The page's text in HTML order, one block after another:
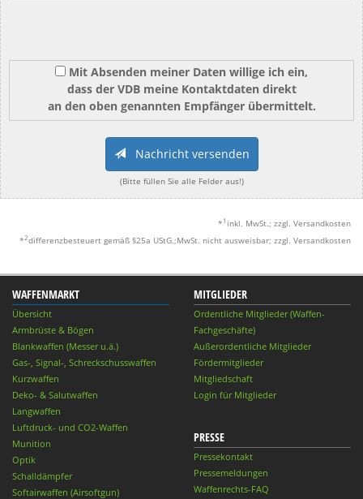
Mit Absenden meiner Daten willige ich ein,
dass der VDB meine Kontaktdaten direkt
an den oben genannten Empfänger übermittelt.
Nachricht versenden
(Bitte füllen Sie alle Felder aus!)
* 1 inkl. MwSt.; zzgl. Versandkosten
*2differenzbesteuert gemäß §25a UStG.;MwSt. nicht ausweisbar; zzgl. Versandkosten
WAFFENMARKT
Übersicht
Armbrüste & Bögen
Blankwaffen (Messer u.ä.)
Gas-, Signal-, Schreckschusswaffen
Kurzwaffen
Deko- & Salutwaffen
Langwaffen
Luftdruck- und CO2-Waffen
Munition
Optik
Schalldämpfer
Softairwaffen (Airsoftgun)
MITGLIEDER
Ordentliche Mitglieder (Waffen-
Fachgeschäfte)
Außerordentliche Mitglieder
Fördermitglieder
Mitgliedschaft
Login für Mitglieder
PRESSE
Pressekontakt
Pressemeldungen
Waffenrechts-FAQ